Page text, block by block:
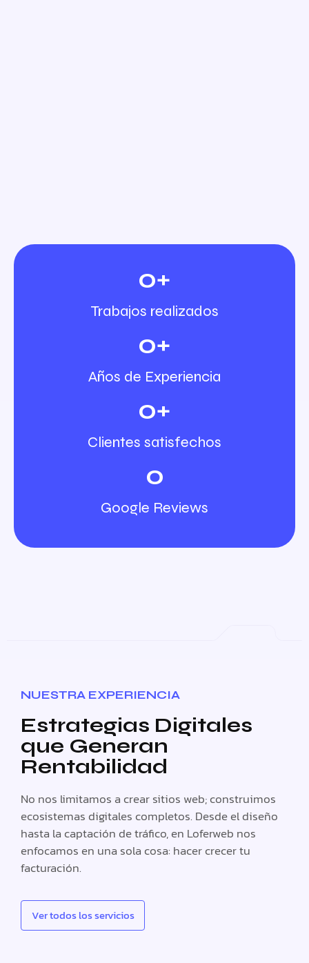
Trabajos realizados
0+
Años de Experiencia
0+
Clientes satisfechos
0+
Google Reviews
0
NUESTRA EXPERIENCIA
Estrategias Digitales
que Generan
Rentabilidad
No nos limitamos a crear sitios web; construimos
ecosistemas digitales completos. Desde el diseño
hasta la captación de tráfico, en Loferweb nos
enfocamos en una sola cosa: hacer crecer tu
facturación.
Ver todos los servicios